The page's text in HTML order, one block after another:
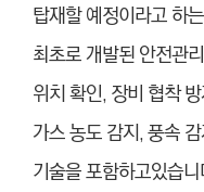
탑재할 예정이라고 하
최초로 개발된 안전관
위치 확인, 장비 협착
가스농도 감지, 풍속
기술을 포함하고있습